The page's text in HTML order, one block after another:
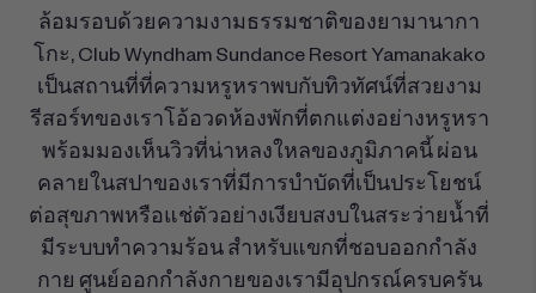
ล้อมรอบด้วยความงามธรรมชาติของยามานากา
โกะ, Club Wyndham Sundance Resort Yamanakako
เป็นสถานที่ที่ความหรูหราพบกับทิวทัศน์ที่สวยงาม
รีสอร์ทของเราโอ้อวดห้องพักที่ตกแต่งอย่างหรูหรา
พร้อมมองเห็นวิวที่น่าหลงใหลของภูมิภาคนี้ ผ่อน
คลายในสปาของเราที่มีการบำบัดที่เป็นประโยชน์
ต่อสุขภาพหรือแช่ตัวอย่างเงียบสงบในสระว่ายน้ำที่
มีระบบทำความร้อน สำหรับแขกที่ชอบออกกำลัง
กาย ศูนย์ออกกำลังกายของเรามีอุปกรณ์ครบครัน